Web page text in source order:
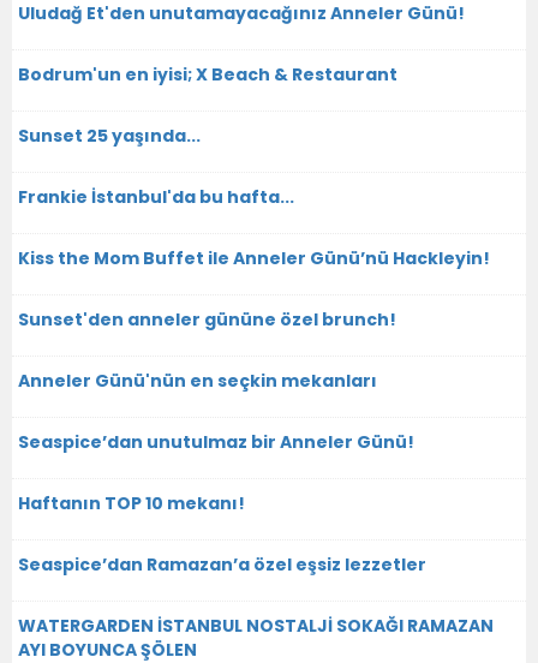
Uludağ Et'den unutamayacağınız Anneler Günü!
Bodrum'un en iyisi; X Beach & Restaurant
Sunset 25 yaşında...
Frankie İstanbul'da bu hafta...
Kiss the Mom Buffet ile Anneler Günü’nü Hackleyin!
Sunset'den anneler gününe özel brunch!
Anneler Günü'nün en seçkin mekanları
Seaspice’dan unutulmaz bir Anneler Günü!
Haftanın TOP 10 mekanı!
Seaspice’dan Ramazan’a özel eşsiz lezzetler
WATERGARDEN İSTANBUL NOSTALJİ SOKAĞI RAMAZAN
AYI BOYUNCA ŞÖLEN